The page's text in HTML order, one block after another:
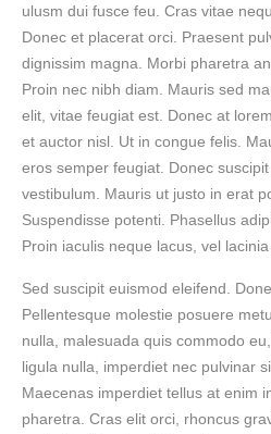
ulusm dui fusce feu. Cras vitae
Donec et placerat orci. Praesent
dignissim magna. Morbi pharetra
Proin nec nibh diam. Mauris sed
elit, vitae feugiat est. Donec at
et auctor nisl. Ut in congue felis.
eros semper feugiat. Donec
vestibulum. Mauris ut justo in erat
Suspendisse potenti. Phasellus
Proin iaculis neque lacus, vel lacinia
Sed suscipit euismod eleifend.
Pellentesque molestie posuere
nulla, malesuada quis commodo
ligula nulla, imperdiet nec pulvinar
Maecenas imperdiet tellus at enim
pharetra. Cras elit orci, rhoncus